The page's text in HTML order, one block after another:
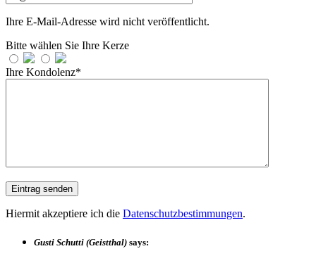
Ihre E-Mail-Adresse wird nicht veröffentlicht.
Bitte wählen Sie Ihre Kerze
Ihre Kondolenz*
Hiermit akzeptiere ich die Datenschutzbestimmungen.
Gusti Schutti (Geistthal) says: